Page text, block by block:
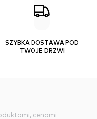
SZYBKA DOSTAWA POD
TWOJE DRZWI
cenami